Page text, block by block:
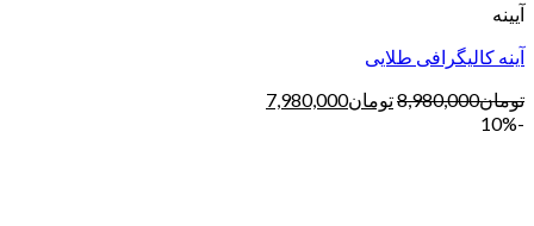
آیینه
آینه کالیگرافی طلایی
تومان8,980,000تومان7,980,000
-10%